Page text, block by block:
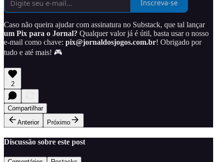
Inscreva-se
Caso não queira ajudar com assinatura no Substack, que tal lançar
um Pix para o Jornal? Qualquer valor já é útil, basta usar o nosso
e-mail como chave: pix@jornaldosjogos.com.br! Obrigado por
tudo e até mais! 🎮
2
Compartilhar
Anterior
Próximo
Discussão sobre este post